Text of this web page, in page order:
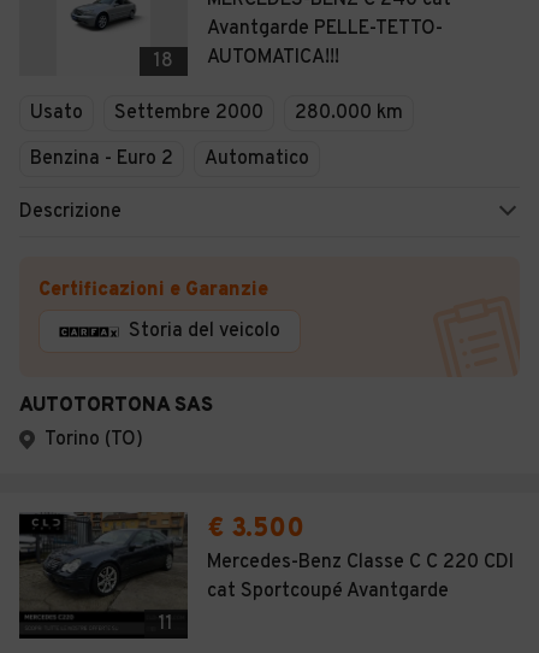
18
Avantgarde PELLE-TETTO-
AUTOMATICA!!!
Usato Settembre 2000
280.000 km
Benzina - Euro 2
Automatico
Descrizione
Certificazioni e Garanzie
Storia del veicolo
AUTOTORTONA SAS
Torino (TO)
11
€ 3.500
Mercedes-Benz Classe C C 220 CDI
cat Sportcoupé Avantgarde